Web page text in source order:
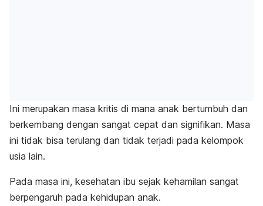
Ini merupakan masa kritis di mana anak bertumbuh dan
berkembang dengan sangat cepat dan signifikan. Masa
ini tidak bisa terulang dan tidak terjadi pada kelompok
usia lain.
Pada masa ini, kesehatan ibu sejak kehamilan sangat
berpengaruh pada kehidupan anak.